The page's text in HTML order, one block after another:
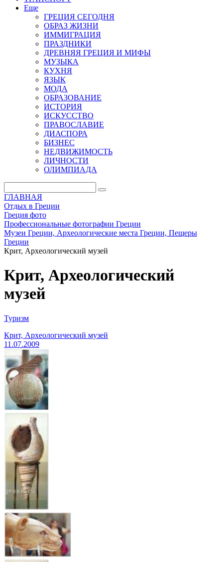
Еще
ГРЕЦИЯ СЕГОДНЯ
ОБРАЗ ЖИЗНИ
ИММИГРАЦИЯ
ПРАЗДНИКИ
ДРЕВНЯЯ ГРЕЦИЯ И МИФЫ
МУЗЫКА
КУХНЯ
ЯЗЫК
МОДА
ОБРАЗОВАНИЕ
ИСТОРИЯ
ИСКУССТВО
ПРАВОСЛАВИЕ
ДИАСПОРА
БИЗНЕС
НЕДВИЖИМОСТЬ
ЛИЧНОСТИ
ОЛИМПИАДА
ГЛАВНАЯ
Отдых в Греции
Греция фото
Профессиональные фотографии Греции
Музеи Греции, Археологические места Греции, Пещеры
Греции
Крит, Археологический музей
Крит, Археологический
музей
Туризм
Крит, Археологический музей
11.07.2009